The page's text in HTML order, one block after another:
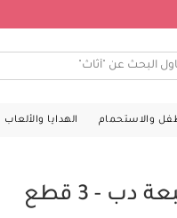
والاستحمام الهدايا والألعاب
- 3 قطع